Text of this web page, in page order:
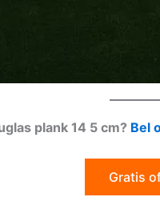
plank 14 5 cm? Bel
Gratis